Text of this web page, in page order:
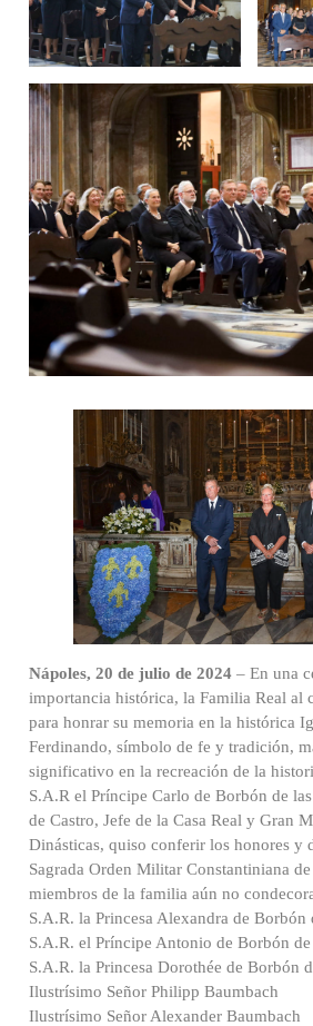
Nápoles, 20 de julio de 2024– En una
importancia histórica, la Familia Real al
para honrar su memoria en la histórica
Ferdinando, símbolo de fe y tradición,
significativo en la recreación de la
S.A.R el Príncipe Carlo de Borbón de
de Castro, Jefe de la Casa Real y Gran
Dinásticas, quiso conferir los honores y
Sagrada Orden Militar Constantiniana
miembros de la familia aún no
S.A.R. la Princesa Alexandra de Borbón
S.A.R. el Príncipe Antonio de Borbón
S.A.R. la Princesa Dorothée de Borbón
Ilustrísimo Señor Philipp Baumbach
Ilustrísimo Señor Alexander Baumbach